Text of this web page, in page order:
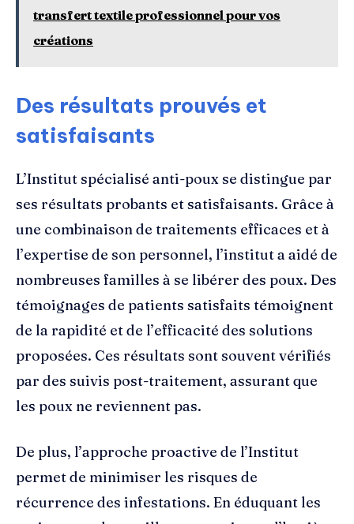
transfert textile professionnel pour vos
créations
Des résultats prouvés et
satisfaisants
L’Institut spécialisé anti-poux se distingue par
ses résultats probants et satisfaisants. Grâce à
une combinaison de traitements efficaces et à
l’expertise de son personnel, l’institut a aidé de
nombreuses familles à se libérer des poux. Des
témoignages de patients satisfaits témoignent
de la rapidité et de l’efficacité des solutions
proposées. Ces résultats sont souvent vérifiés
par des suivis post-traitement, assurant que
les poux ne reviennent pas.
De plus, l’approche proactive de l’Institut
permet de minimiser les risques de
récurrence des infestations. En éduquant les